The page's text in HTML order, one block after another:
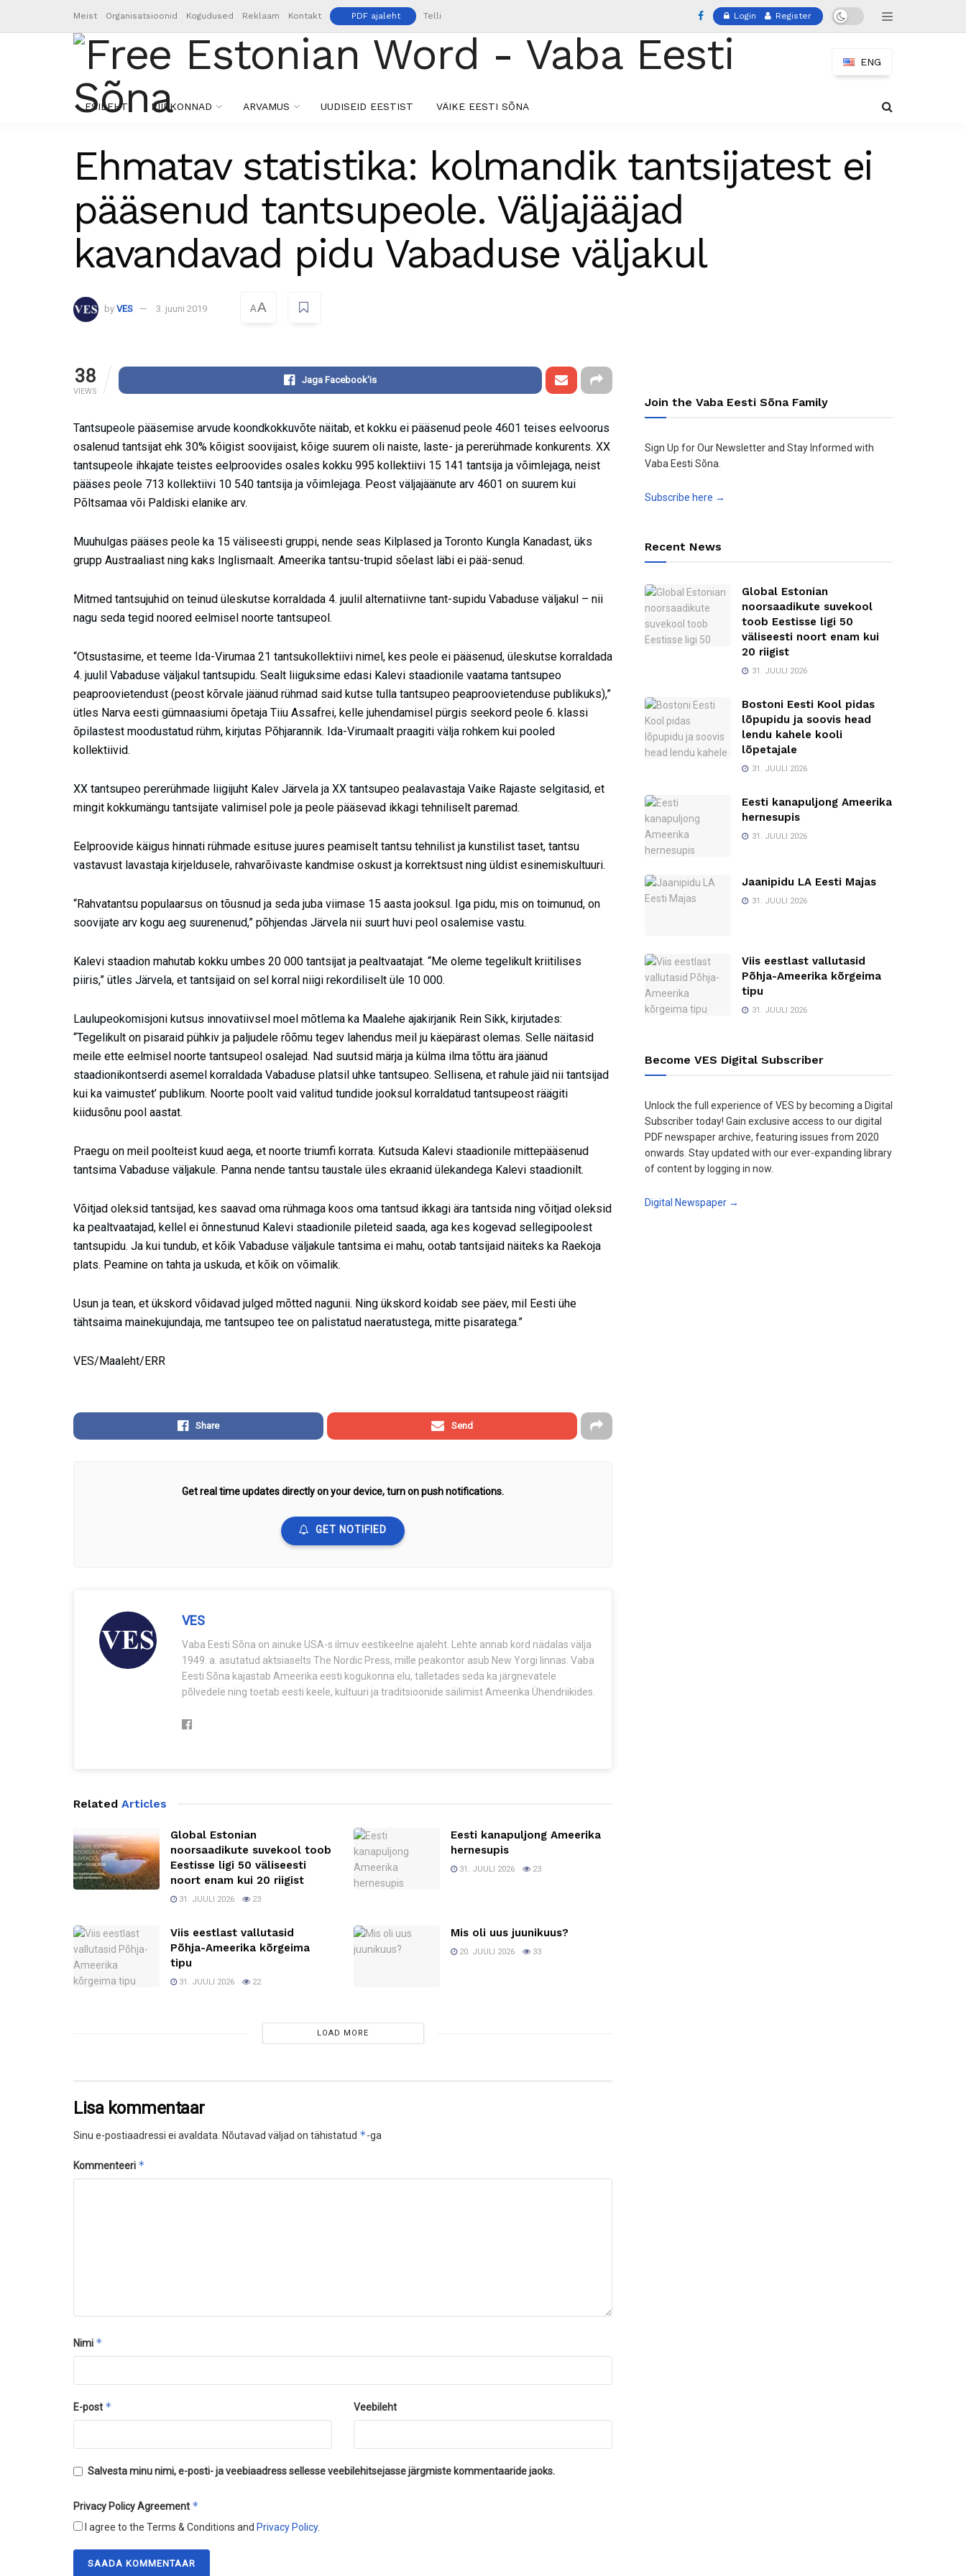
Meist Organisatsioonid Kogudused Reklaam Kontakt PDF ajaleht Telli Login Register
ENG
ESILEHT PIIRKONNAD ARVAMUS UUDISEID EESTIST VÄIKE EESTI SÕNA
Ehmatav statistika: kolmandik tantsijatest ei
pääsenud tantsupeole. Väljajääjad
kavandavad pidu Vabaduse väljakul
by VES 3. juuni 2019 AA
38
VIEWS
Jaga Facebook'is
Tantsupeole pääsemise arvude koondkokkuvõte näitab, et kokku ei pääsenud peole 4601 teises eelvoorus
osalenud tantsijat ehk 30% kõigist soovijaist, kõige suurem oli naiste, laste- ja pererühmade konkurents. XX
tantsupeole ihkajate teistes eelproovides osales kokku 995 kollektiivi 15 141 tantsija ja võimlejaga, neist
pääses peole 713 kollektiivi 10 540 tantsija ja võimlejaga. Peost väljajäänute arv 4601 on suurem kui
Põltsamaa või Paldiski elanike arv.
Muuhulgas pääses peole ka 15 väliseesti gruppi, nende seas Kilplased ja Toronto Kungla Kanadast, üks
grupp Austraaliast ning kaks Inglismaalt. Ameerika tantsu-trupid sõelast läbi ei pää-senud.
Mitmed tantsujuhid on teinud üleskutse korraldada 4. juulil alternatiivne tant-supidu Vabaduse väljakul – nii
nagu seda tegid noored eelmisel noorte tantsupeol.
“Otsustasime, et teeme Ida-Virumaa 21 tantsukollektiivi nimel, kes peole ei pääsenud, üleskutse korraldada
4. juulil Vabaduse väljakul tantsupidu. Sealt liiguksime edasi Kalevi staadionile vaatama tantsupeo
peaproovietendust (peost kõrvale jäänud rühmad said kutse tulla tantsupeo peaproovietenduse publikuks),”
ütles Narva eesti gümnaasiumi õpetaja Tiiu Assafrei, kelle juhendamisel pürgis seekord peole 6. klassi
õpilastest moodustatud rühm, kirjutas Põhjarannik. Ida-Virumaalt praagiti välja rohkem kui pooled
kollektiivid.
XX tantsupeo pererühmade liigijuht Kalev Järvela ja XX tantsupeo pealavastaja Vaike Rajaste selgitasid, et
mingit kokkumängu tantsijate valimisel pole ja peole pääsevad ikkagi tehniliselt paremad.
Eelproovide käigus hinnati rühmade esituse juures peamiselt tantsu tehnilist ja kunstilist taset, tantsu
vastavust lavastaja kirjeldusele, rahvarõivaste kandmise oskust ja korrektsust ning üldist esinemiskultuuri.
“Rahvatantsu populaarsus on tõusnud ja seda juba viimase 15 aasta jooksul. Iga pidu, mis on toimunud, on
soovijate arv kogu aeg suurenenud,” põhjendas Järvela nii suurt huvi peol osalemise vastu.
Kalevi staadion mahutab kokku umbes 20 000 tantsijat ja pealtvaatajat. “Me oleme tegelikult kriitilises
piiris,” ütles Järvela, et tantsijaid on sel korral niigi rekordiliselt üle 10 000.
Laulupeokomisjoni kutsus innovatiivsel moel mõtlema ka Maalehe ajakirjanik Rein Sikk, kirjutades:
“Tegelikult on pisaraid pühkiv ja paljudele rõõmu tegev lahendus meil ju käepärast olemas. Selle näitasid
meile ette eelmisel noorte tantsupeol osalejad. Nad suutsid märja ja külma ilma tõttu ära jäänud
staadionikontserdi asemel korraldada Vabaduse platsil uhke tantsupeo. Sellisena, et rahule jäid nii tantsijad
kui ka vaimustet’ publikum. Noorte poolt vaid valitud tundide jooksul korraldatud tantsupeost räägiti
kiidusõnu pool aastat.
Praegu on meil poolteist kuud aega, et noorte triumfi korrata. Kutsuda Kalevi staadionile mittepääsenud
tantsima Vabaduse väljakule. Panna nende tantsu taustale üles ekraanid ülekandega Kalevi staadionilt.
Võitjad oleksid tantsijad, kes saavad oma rühmaga koos oma tantsud ikkagi ära tantsida ning võitjad oleksid
ka pealtvaatajad, kellel ei õnnestunud Kalevi staadionile pileteid saada, aga kes kogevad sellegipoolest
tantsupidu. Ja kui tundub, et kõik Vabaduse väljakule tantsima ei mahu, ootab tantsijaid näiteks ka Raekoja
plats. Peamine on tahta ja uskuda, et kõik on võimalik.
Usun ja tean, et ükskord võidavad julged mõtted nagunii. Ning ükskord koidab see päev, mil Eesti ühe
tähtsaima mainekujundaja, me tantsupeo tee on palistatud naeratustega, mitte pisaratega.”
VES/Maaleht/ERR
Share Send
Get real time updates directly on your device, turn on push notifications.
GET NOTIFIED
VES
Vaba Eesti Sõna on ainuke USA-s ilmuv eestikeelne ajaleht. Lehte annab kord nädalas välja
1949. a. asutatud aktsiaselts The Nordic Press, mille peakontor asub New Yorgi linnas. Vaba
Eesti Sõna kajastab Ameerika eesti kogukonna elu, talletades seda ka järgnevatele
põlvedele ning toetab eesti keele, kultuuri ja traditsioonide säilimist Ameerika Ühendriikides.
Related Articles
Global Estonian
noorsaadikute suvekool toob
Eestisse ligi 50 väliseesti
noort enam kui 20 riigist
31. JUULI 2026 23
Eesti kanapuljong Ameerika
hernesupis
31. JUULI 2026 23
Viis eestlast vallutasid
Põhja-Ameerika kõrgeima
tipu
31. JUULI 2026 22
Mis oli uus juunikuus?
20. JUULI 2026 33
LOAD MORE
Lisa kommentaar
Sinu e-postiaadressi ei avaldata. Nõutavad väljad on tähistatud *-ga
Kommenteeri *
Nimi *
E-post * Veebileht
Salvesta minu nimi, e-posti- ja veebiaadress sellesse veebilehitsejasse järgmiste kommentaaride jaoks.
Privacy Policy Agreement *
I agree to the Terms & Conditions and Privacy Policy.
Join the Vaba Eesti Sõna Family
Sign Up for Our Newsletter and Stay Informed with
Vaba Eesti Sõna.
Subscribe here →
Recent News
Global Estonian
noorsaadikute suvekool
toob Eestisse ligi 50
väliseesti noort enam kui
20 riigist
31. JUULI 2026
Bostoni Eesti Kool pidas
lõpupidu ja soovis head
lendu kahele kooli
lõpetajale
31. JUULI 2026
Eesti kanapuljong Ameerika
hernesupis
31. JUULI 2026
Jaanipidu LA Eesti Majas
31. JUULI 2026
Viis eestlast vallutasid
Põhja-Ameerika kõrgeima
tipu
31. JUULI 2026
Become VES Digital Subscriber
Unlock the full experience of VES by becoming a Digital
Subscriber today! Gain exclusive access to our digital
PDF newspaper archive, featuring issues from 2020
onwards. Stay updated with our ever-expanding library
of content by logging in now.
Digital Newspaper →